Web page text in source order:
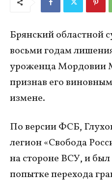
Брянский областной
восьми годам
уроженца Мордовии
признав его
измене.
По версии ФСБ,
легион «Свобода
на стороне ВСУ, и
попытке перехода